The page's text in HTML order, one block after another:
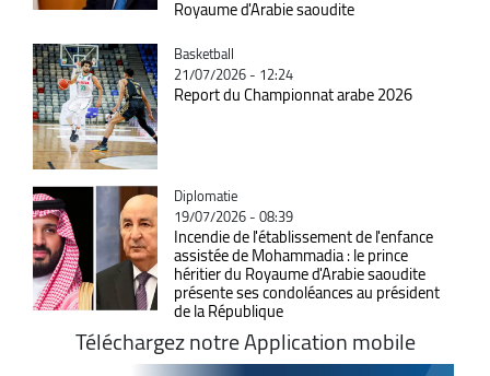
Royaume d'Arabie saoudite
Catégorie
Basketball
21/07/2026 - 12:24
Report du Championnat arabe 2026
Catégorie
Diplomatie
19/07/2026 - 08:39
Incendie de l'établissement de l'enfance
assistée de Mohammadia : le prince
héritier du Royaume d'Arabie saoudite
présente ses condoléances au président
de la République
Téléchargez notre Application mobile